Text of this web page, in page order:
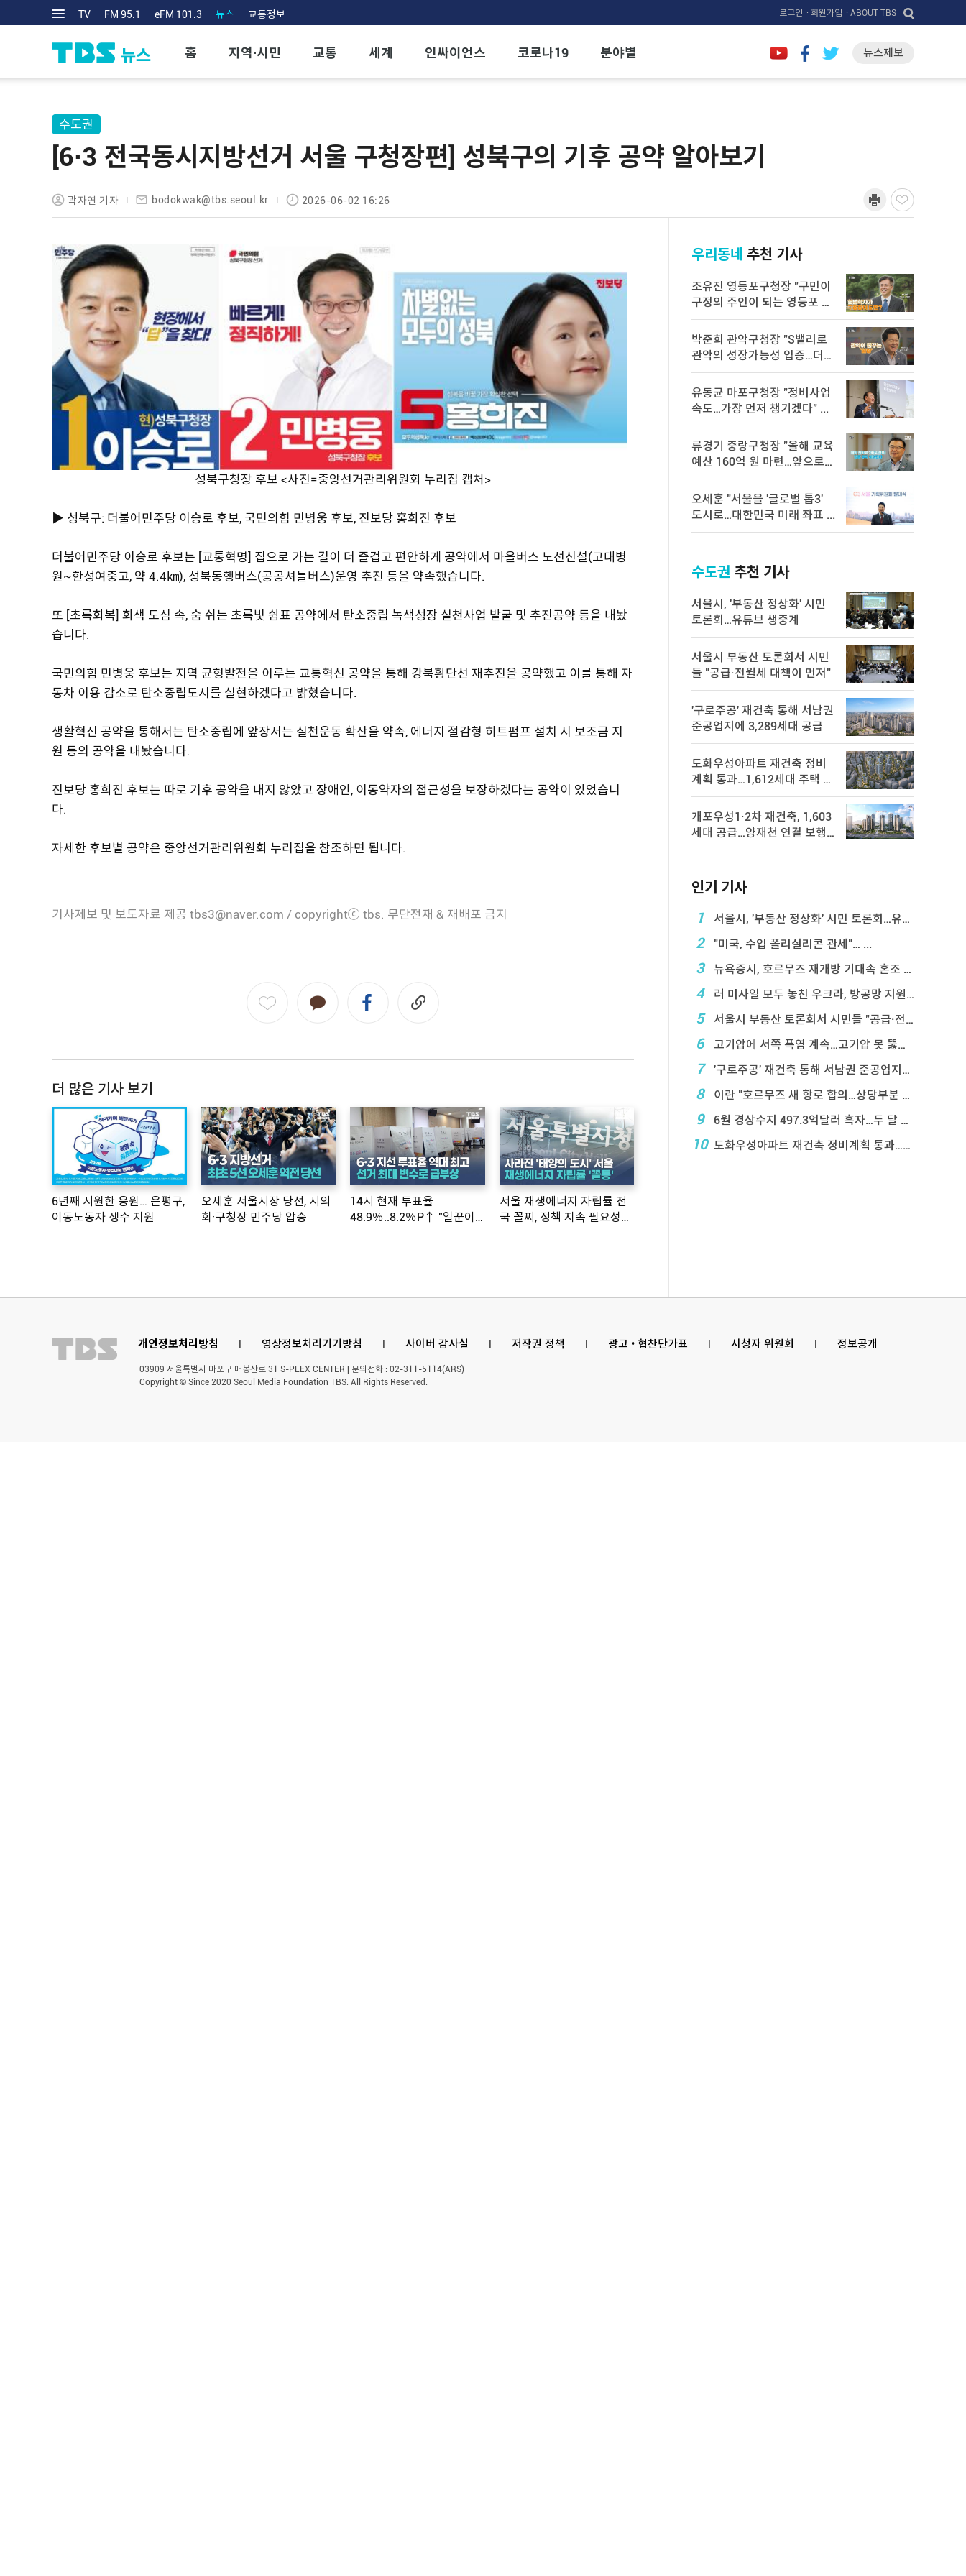
TV FM 95.1 eFM 101.3 뉴스 교통정보 로그인 · 회원가입 · ABOUT TBS
홈 지역·시민 교통 세계 인싸이언스 코로나19 분야별 뉴스제보
수도권
[6·3 전국동시지방선거 서울 구청장편] 성북구의 기후 공약 알아보기
곽자연 기자 bodokwak@tbs.seoul.kr 2026-06-02 16:26
성북구청장 후보 <사진=중앙선거관리위원회 누리집 캡처>
▶ 성북구: 더불어민주당 이승로 후보, 국민의힘 민병웅 후보, 진보당 홍희진 후보
더불어민주당 이승로 후보는 [교통혁명] 집으로 가는 길이 더 즐겁고 편안하게 공약에서 마을버스 노선신설(고대병
원~한성여중고, 약 4.4㎞), 성북동행버스(공공셔틀버스)운영 추진 등을 약속했습니다.
또 [초록회복] 회색 도심 속, 숨 쉬는 초록빛 쉼표 공약에서 탄소중립 녹색성장 실천사업 발굴 및 추진공약 등을 내놨
습니다.
국민의힘 민병웅 후보는 지역 균형발전을 이루는 교통혁신 공약을 통해 강북횡단선 재추진을 공약했고 이를 통해 자
동차 이용 감소로 탄소중립도시를 실현하겠다고 밝혔습니다.
생활혁신 공약을 통해서는 탄소중립에 앞장서는 실천운동 확산을 약속, 에너지 절감형 히트펌프 설치 시 보조금 지
원 등의 공약을 내놨습니다.
진보당 홍희진 후보는 따로 기후 공약을 내지 않았고 장애인, 이동약자의 접근성을 보장하겠다는 공약이 있었습니
다.
자세한 후보별 공약은 중앙선거관리위원회 누리집을 참조하면 됩니다.
기사제보 및 보도자료 제공 tbs3@naver.com / copyrightⓒ tbs. 무단전재 & 재배포 금지
더 많은 기사 보기
6년째 시원한 응원… 은평구,
이동노동자 생수 지원
오세훈 서울시장 당선, 시의
회·구청장 민주당 압승
14시 현재 투표율
48.9％..8.2％P↑ "일꾼이
서울 재생에너지 자립률 전
국 꼴찌, 정책 지속 필요성
우리동네 추천 기사
조유진 영등포구청장 "구민이
구정의 주인이 되는 영등포 만
들 ...
박준희 관악구청장 "S밸리로
관악의 성장가능성 입증…더욱
속 ...
유동균 마포구청장 "정비사업
속도…가장 먼저 챙기겠다" ...
류경기 중랑구청장 "올해 교육
예산 160억 원 마련…앞으로도
...
오세훈 "서울을 '글로벌 톱3'
도시로…대한민국 미래 좌표 ...
수도권 추천 기사
서울시, '부동산 정상화' 시민
토론회…유튜브 생중계
서울시 부동산 토론회서 시민
들 "공급·전월세 대책이 먼저"
'구로주공' 재건축 통해 서남권
준공업지에 3,289세대 공급
도화우성아파트 재건축 정비
계획 통과…1,612세대 주택 공
급
개포우성1·2차 재건축, 1,603
세대 공급…양재천 연결 보행
로 조성
인기 기사
1
서울시, '부동산 정상화' 시민 토론회…유튜브 생중계
2 "미국, 수입 폴리실리콘 관세"… ...
3 뉴욕증시, 호르무즈 재개방 기대속 혼조 마감…나스닥 ...
4 러 미사일 모두 놓친 우크라, 방공망 지원 호소
5 서울시 부동산 토론회서 시민들 "공급·전월 ...
6 고기압에 서쪽 폭염 계속…고기압 못 뚫은 태풍은 상 ...
7 '구로주공' 재건축 통해 서남권 준공업지에 3,28 ...
8 이란 "호르무즈 새 항로 합의…상당부분 이 ...
9 6월 경상수지 497.3억달러 흑자…두 달 연속 역 ...
10 도화우성아파트 재건축 정비계획 통과…1,612세대 ...
개인정보처리방침 l 영상정보처리기기방침 l 사이버 감사실 l 저작권 정책 l 광고 • 협찬단가표 l 시청자 위원회 l 정보공개
03909 서울특별시 마포구 매봉산로 31 S-PLEX CENTER | 문의전화 : 02-311-5114(ARS)
Copyright © Since 2020 Seoul Media Foundation TBS. All Rights Reserved.